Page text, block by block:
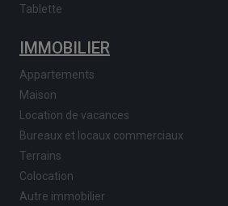
Tablette
IMMOBILIER
Appartements
Maison
Location de vacances
Bureaux et locaux commerciaux
Terrains
Colocation
Autre immobilier